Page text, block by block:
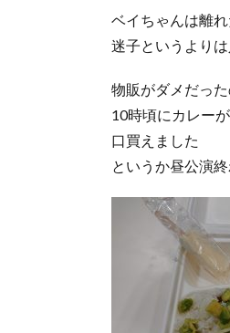
ベイちゃんは離
迷子というより
物販がダメだっ
10時頃にカレー
口買えました
というか昼公演